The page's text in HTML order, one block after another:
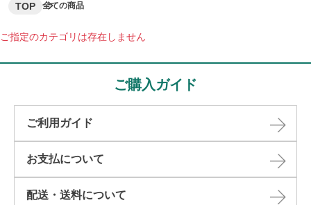
TOP 全ての商品
ご指定のカテゴリは存在しません
ご購入ガイド
ご利用ガイド
お支払について
配送・送料について